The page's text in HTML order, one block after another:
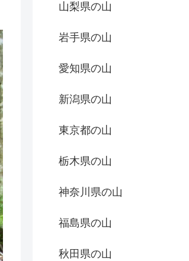
山梨県の山
岩手県の山
愛知県の山
新潟県の山
東京都の山
栃木県の山
神奈川県の山
福島県の山
秋田県の山